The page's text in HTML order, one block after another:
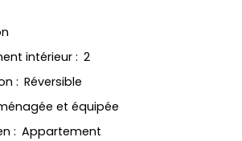
intérieur: 2
: Réversible
et équipée
: Appartement